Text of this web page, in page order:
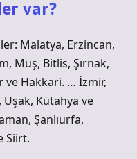
var?
Malatya, Erzincan,
Muş, Bitlis, Şırnak,
ve Hakkari. … İzmir,
Uşak, Kütahya ve
Şanlıurfa,
Siirt.